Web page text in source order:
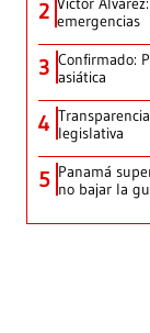
2 emergencias
3 Confirmado:
asiática
4 legislativa
5 Panamá
no bajar la